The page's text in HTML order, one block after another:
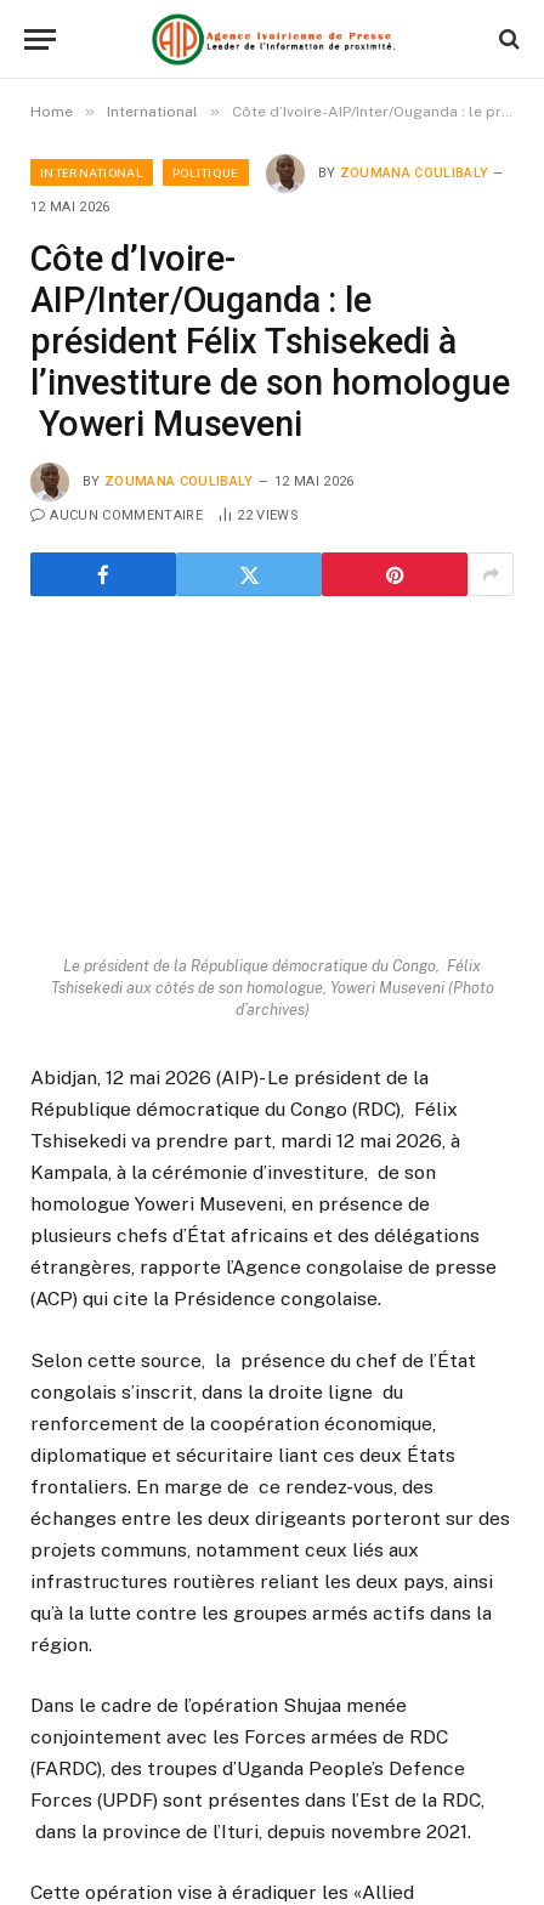
Home » International » Côte d’Ivoire-AIP/Inter/Ouganda : le président Félix Tshisekedi à l’investiture de son homologue Yoweri Museveni
INTERNATIONAL POLITIQUE BY ZOUMANA COULIBALY
12 MAI 2026
Côte d’Ivoire-
AIP/Inter/Ouganda : le
président Félix Tshisekedi à
l’investiture de son homologue
Yoweri Museveni
BY ZOUMANA COULIBALY 12 MAI 2026
AUCUN COMMENTAIRE 22VIEWS
Le président de la République démocratique du Congo, Félix
Tshisekedi aux côtés de son homologue, Yoweri Museveni (Photo
d’archives)
Abidjan, 12 mai 2026 (AIP)- Le président de la
République démocratique du Congo (RDC), Félix
Tshisekedi va prendre part, mardi 12 mai 2026, à
Kampala, à la cérémonie d’investiture, de son
homologue Yoweri Museveni, en présence de
plusieurs chefs d’État africains et des délégations
étrangères, rapporte l’Agence congolaise de presse
(ACP) qui cite la Présidence congolaise.
Selon cette source, la présence du chef de l’État
congolais s’inscrit, dans la droite ligne du
renforcement de la coopération économique,
diplomatique et sécuritaire liant ces deux États
frontaliers. En marge de ce rendez-vous, des
échanges entre les deux dirigeants porteront sur des
projets communs, notamment ceux liés aux
infrastructures routières reliant les deux pays, ainsi
qu’à la lutte contre les groupes armés actifs dans la
région.
Dans le cadre de l’opération Shujaa menée
conjointement avec les Forces armées de RDC
(FARDC), des troupes d’Uganda People’s Defence
Forces (UPDF) sont présentes dans l’Est de la RDC,
dans la province de l’Ituri, depuis novembre 2021.
Cette opération vise à éradiquer les «Allied